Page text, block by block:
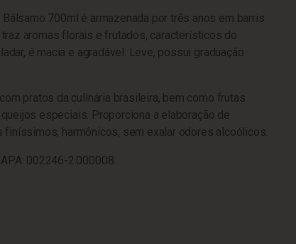
Bálsamo 700ml é armazenada por três anos em barris
aromas florais e frutados, característicos do
é macia e agradável. Leve, possui graduação
pratos da culinária brasileira, bem como frutas
especiais. Proporciona a elaboração de
finíssimos, harmônicos, sem exalar odores alcoólicos.
002246-2.000008.